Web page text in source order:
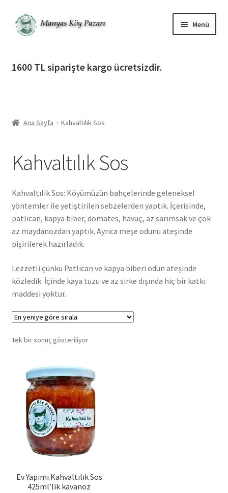
Dolaşıma
geç
İçeriğe
geç
Menü
İletişim
1600 TL siparişte kargo ücretsizdir.
Ana Sayfa Kahvaltılık Sos
Kahvaltılık Sos
Kahvaltılık Sos: Köyümüzün bahçelerinde geleneksel
yöntemler ile yetiştirilen sebzelerden yaptık. İçerisinde,
patlıcan, kapya biber, domates, havuç, az sarımsak ve çok
az maydanozdan yaptık. Ayrıca meşe odunu ateşinde
pişirilerek hazırladık.
Lezzetli çünkü Patlıcan ve kapya biberi odun ateşinde
közledik. İçinde kaya tuzu ve az sirke dışında hiç bir katkı
maddesi yoktur.
Tek bir sonuç gösteriliyor
Ev Yapımı Kahvaltılık Sos
425ml’lik kavanoz